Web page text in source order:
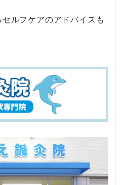
ルフケアのアドバイスも